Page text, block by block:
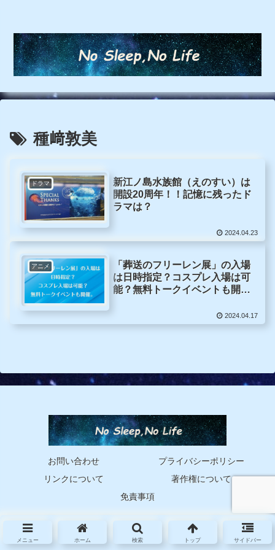
種﨑敦美
ドラマ
新江ノ島水族館（えのすい）は
開設20周年！！記憶に残ったド
ラマは？
2024.04.23
アニメ
「葬送のフリーレン展」の入場
は日時指定？コスプレ入場は可
能？無料トークイベントも開
2024.04.17
お問い合わせ
プライバシーポリシー
リンクについて
著作権について
免責事項
メニュー ホーム 検索 トップ サイドバー